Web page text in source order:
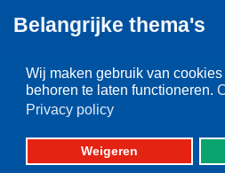
Wij maken gebruik van
behoren te laten functioneren.
Privacy policy
Weigeren
Belangrijke thema's
Aanlandplicht
Brexit
Ruimtelijke ordening
Duurzaamheid
Pulsvisserij